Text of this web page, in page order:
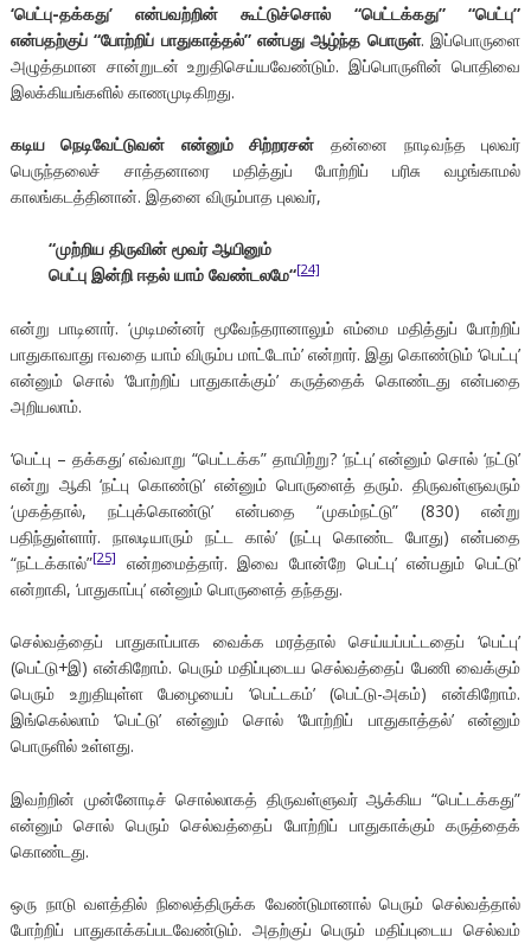
‘பெட்பு-தக்கது’ என்பவற்றின் கூட்டுச்சொல் “பெட்டக்கது” “பெட்பு”
என்பதற்குப் “போற்றிப் பாதுகாத்தல்” என்பது ஆழ்ந்த பொருள். இப்பொருளை
அழுத்தமான சான்றுடன் உறுதிசெய்யவேண்டும். இப்பொருளின் பொதிவை
இலக்கியங்களில் காணமுடிகிறது.
கடிய நெடிவேட்டுவன் என்னும் சிற்றரசன் தன்னை நாடிவந்த புலவர்
பெருந்தலைச் சாத்தனாரை மதித்துப் போற்றிப் பரிசு வழங்காமல்
காலங்கடத்தினான். இதனை விரும்பாத புலவர்,
“முற்றிய திருவின் மூவர் ஆயினும்
பெட்பு இன்றி ஈதல் யாம் வேண்டலமே“[24]
என்று பாடினார். ‘முடிமன்னர் மூவேந்தரானாலும் எம்மை மதித்துப் போற்றிப்
பாதுகாவாது ஈவதை யாம் விரும்ப மாட்டோம்’ என்றார். இது கொண்டும் ‘பெட்பு’
என்னும் சொல் ‘போற்றிப் பாதுகாக்கும்’ கருத்தைக் கொண்டது என்பதை
அறியலாம்.
‘பெட்பு – தக்கது’ எவ்வாறு “பெட்டக்க” தாயிற்று? ‘நட்பு’ என்னும் சொல் ‘நட்டு’
என்று ஆகி ‘நட்பு கொண்டு’ என்னும் பொருளைத் தரும். திருவள்ளுவரும்
‘முகத்தால், நட்புக்கொண்டு’ என்பதை “முகம்நட்டு” (830) என்று
பதிந்துள்ளார். நாலடியாரும் நட்ட கால்’ (நட்பு கொண்ட போது) என்பதை
“நட்டக்கால்”[25]
என்றமைத்தார். இவை போன்றே பெட்பு’ என்பதும் பெட்டு’
என்றாகி, ‘பாதுகாப்பு’ என்னும் பொருளைத் தந்தது.
செல்வத்தைப் பாதுகாப்பாக வைக்க மரத்தால் செய்யப்பட்டதைப் ‘பெட்பு’
(பெட்டு+இ) என்கிறோம். பெரும் மதிப்புடைய செல்வத்தைப் பேணி வைக்கும்
பெரும் உறுதியுள்ள பேழையைப் ‘பெட்டகம்’ (பெட்டு-அகம்) என்கிறோம்.
இங்கெல்லாம் ‘பெட்டு’ என்னும் சொல் ‘போற்றிப் பாதுகாத்தல்’ என்னும்
பொருளில் உள்ளது.
இவற்றின் முன்னோடிச் சொல்லாகத் திருவள்ளுவர் ஆக்கிய “பெட்டக்கது”
என்னும் சொல் பெரும் செல்வத்தைப் போற்றிப் பாதுகாக்கும் கருத்தைக்
கொண்டது.
ஒரு நாடு வளத்தில் நிலைத்திருக்க வேண்டுமானால் பெரும் செல்வத்தால்
போற்றிப் பாதுகாக்கப்படவேண்டும். அதற்குப் பெரும் மதிப்புடைய செல்வம்